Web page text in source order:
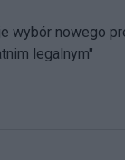
wybór nowego
legalnym"